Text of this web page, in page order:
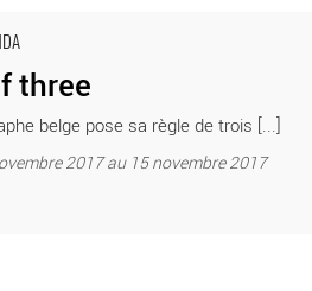
three
belge pose sa règle de trois [...]
2017 au 15 novembre 2017
- Espace Cardin